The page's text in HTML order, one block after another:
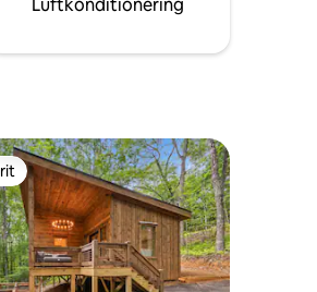
Luftkonditionering